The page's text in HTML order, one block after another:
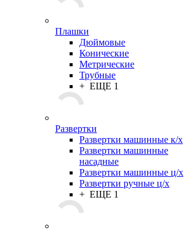
Плашки
Дюймовые
Конические
Метрические
Трубные
+ ЕЩЕ 1
Развертки
Развертки машинные к/х
Развертки машинные
насадные
Развертки машинные ц/х
Развертки ручные ц/х
+ ЕЩЕ 1